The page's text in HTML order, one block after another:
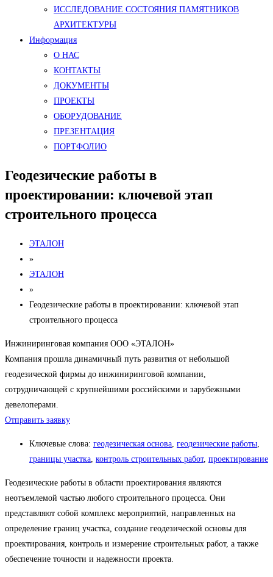
ИССЛЕДОВАНИЕ СОСТОЯНИЯ ПАМЯТНИКОВ
АРХИТЕКТУРЫ
Информация
О НАС
КОНТАКТЫ
ДОКУМЕНТЫ
ПРОЕКТЫ
ОБОРУДОВАНИЕ
ПРЕЗЕНТАЦИЯ
ПОРТФОЛИО
Геодезические работы в
проектировании: ключевой этап
строительного процесса
ЭТАЛОН
»
ЭТАЛОН
»
Геодезические работы в проектировании: ключевой этап
строительного процесса
Инжиниринговая компания ООО «ЭТАЛОН»
Компания прошла динамичный путь развития от небольшой
геодезической фирмы до инжиниринговой компании,
сотрудничающей с крупнейшими российскими и зарубежными
девелоперами.
Отправить заявку
Ключевые слова: геодезическая основа, геодезические работы,
границы участка, контроль строительных работ, проектирование
Геодезические работы в области проектирования являются
неотъемлемой частью любого строительного процесса. Они
представляют собой комплекс мероприятий, направленных на
определение границ участка, создание геодезической основы для
проектирования, контроль и измерение строительных работ, а также
обеспечение точности и надежности проекта.